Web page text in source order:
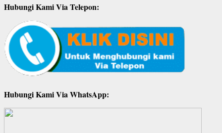
Hubungi Kami Via Telepon:
Hubungi Kami Via WhatsApp: